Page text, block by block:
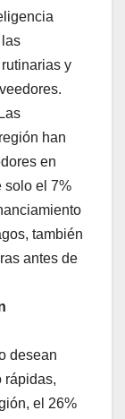
y
Las
han
en
solo el 7%
también
antes de
desean
rápidas,
el 26%